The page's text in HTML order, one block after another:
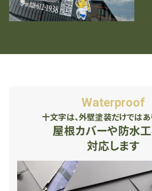
Waterproof
十文字は、外壁塗装だけではあ
屋根カバーや防水
対応します